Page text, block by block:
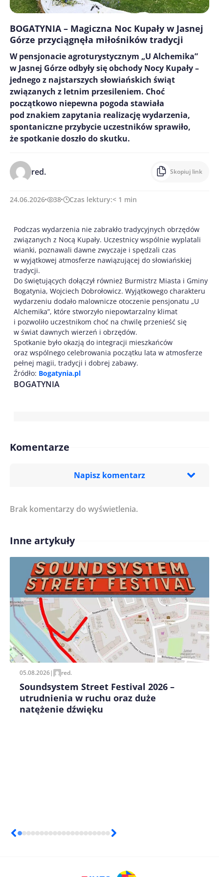
BOGATYNIA – Magiczna Noc Kupały w Jasnej
Górze przyciągnęła miłośników tradycji
W pensjonacie agroturystycznym „U Alchemika”
w Jasnej Górze odbyły się obchody Nocy Kupały –
jednego z najstarszych słowiańskich świąt
związanych z letnim przesileniem. Choć
początkowo niepewna pogoda stawiała
pod znakiem zapytania realizację wydarzenia,
spontaniczne przybycie uczestników sprawiło,
że spotkanie doszło do skutku.
red. Skopiuj link
24.06.2026 38 Czas lektury:< 1 min
Podczas wydarzenia nie zabrakło tradycyjnych obrzędów
związanych z Nocą Kupały. Uczestnicy wspólnie wyplatali
wianki, poznawali dawne zwyczaje i spędzali czas
w wyjątkowej atmosferze nawiązującej do słowiańskiej
tradycji.
Do świętujących dołączył również Burmistrz Miasta i Gminy
Bogatynia, Wojciech Dobrołowicz. Wyjątkowego charakteru
wydarzeniu dodało malownicze otoczenie pensjonatu „U
Alchemika”, które stworzyło niepowtarzalny klimat
i pozwoliło uczestnikom choć na chwilę przenieść się
w świat dawnych wierzeń i obrzędów.
Spotkanie było okazją do integracji mieszkańców
oraz wspólnego celebrowania początku lata w atmosferze
pełnej magii, tradycji i dobrej zabawy.
Źródło: Bogatynia.pl
BOGATYNIA
Komentarze
Napisz komentarz
Treść komentarza*
Imię/ Nick*
Zapamiętaj moje dane w tej przeglądarce podczas
pisania kolejnych komentarzy.
Brak komentarzy do wyświetlenia.
Inne artykuły
05.08.2026| red.
Soundsystem Street Festival 2026 –
utrudnienia w ruchu oraz duże
natężenie dźwięku